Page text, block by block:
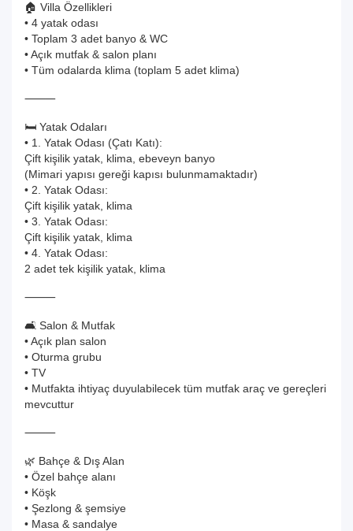
🏠 Villa Özellikleri
• 4 yatak odası
• Toplam 3 adet banyo & WC
• Açık mutfak & salon planı
• Tüm odalarda klima (toplam 5 adet klima)
⸻
🛏️ Yatak Odaları
• 1. Yatak Odası (Çatı Katı):
Çift kişilik yatak, klima, ebeveyn banyo
(Mimari yapısı gereği kapısı bulunmamaktadır)
• 2. Yatak Odası:
Çift kişilik yatak, klima
• 3. Yatak Odası:
Çift kişilik yatak, klima
• 4. Yatak Odası:
2 adet tek kişilik yatak, klima
⸻
🛋️ Salon & Mutfak
• Açık plan salon
• Oturma grubu
• TV
• Mutfakta ihtiyaç duyulabilecek tüm mutfak araç ve gereçleri
mevcuttur
⸻
🌿 Bahçe & Dış Alan
• Özel bahçe alanı
• Köşk
• Şezlong & şemsiye
• Masa & sandalye